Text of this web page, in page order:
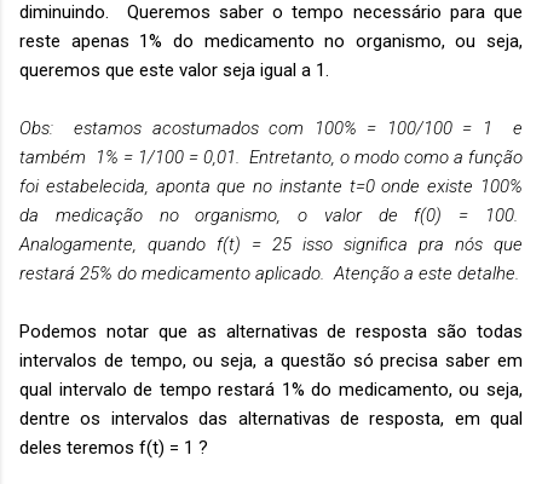
diminuindo. Queremos saber o tempo necessário para que
reste apenas 1% do medicamento no organismo, ou seja,
queremos que este valor seja igual a 1.
Obs: estamos acostumados com 100% = 100/100 = 1 e
também 1% = 1/100 = 0,01. Entretanto, o modo como a função
foi estabelecida, aponta que no instante t=0 onde existe 100%
da medicação no organismo, o valor de f(0) = 100.
Analogamente, quando f(t) = 25 isso significa pra nós que
restará 25% do medicamento aplicado. Atenção a este detalhe.
Podemos notar que as alternativas de resposta são todas
intervalos de tempo, ou seja, a questão só precisa saber em
qual intervalo de tempo restará 1% do medicamento, ou seja,
dentre os intervalos das alternativas de resposta, em qual
deles teremos f(t) = 1 ?